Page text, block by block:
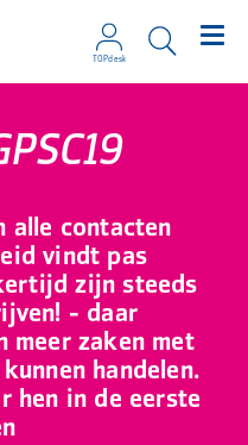
TOPdesk
alle contacten
vindt pas
zijn steeds
- daar
meer zaken met
handelen.
hen in de eerste